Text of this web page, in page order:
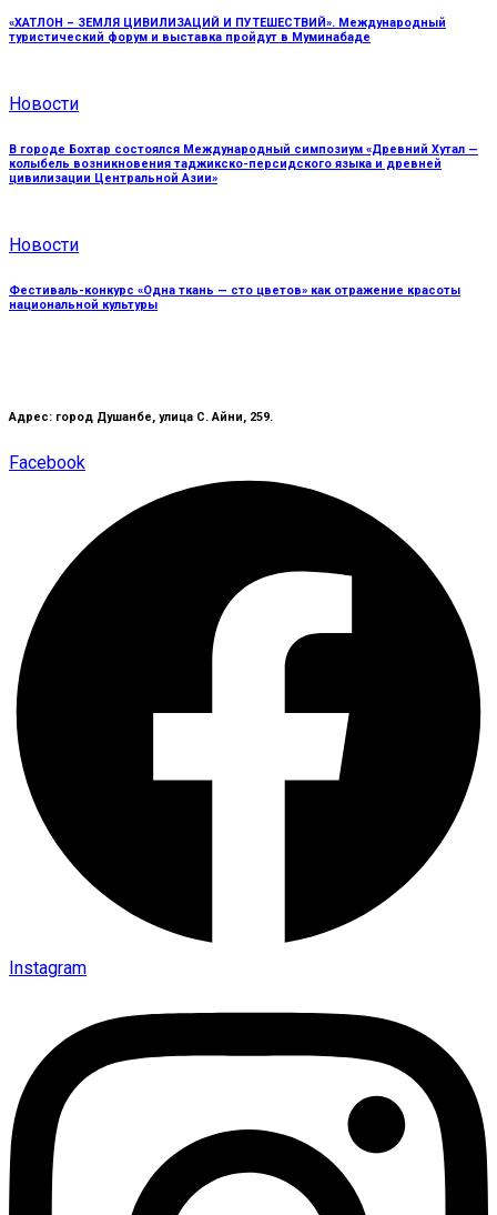
«ХАТЛОН – ЗЕМЛЯ ЦИВИЛИЗАЦИЙ И ПУТЕШЕСТВИЙ». Международный
туристический форум и выставка пройдут в Муминабаде
Новости
В городе Бохтар состоялся Международный симпозиум «Древний Хутал —
колыбель возникновения таджикско-персидского языка и древней
цивилизации Центральной Азии»
Новости
Фестиваль-конкурс «Одна ткань — сто цветов» как отражение красоты
национальной культуры
Адрес: город Душанбе, улица С. Айни, 259.
Facebook
Instagram